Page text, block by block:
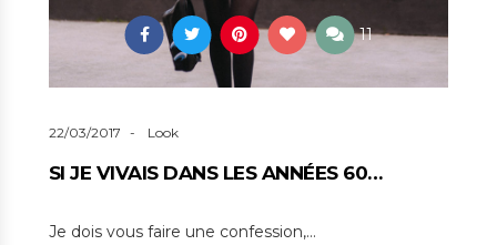
11
22/03/2017 Look
SI JE VIVAIS DANS LES ANNÉES 60…
Je dois vous faire une confession,…